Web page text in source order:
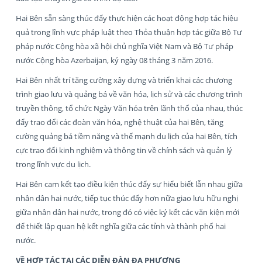
Hai Bên sẵn sàng thúc đẩy thực hiện các hoạt động hợp tác hiệu
quả trong lĩnh vực pháp luật theo Thỏa thuận hợp tác giữa Bộ Tư
pháp nước Cộng hòa xã hội chủ nghĩa Việt Nam và Bộ Tư pháp
nước Cộng hòa Azerbaijan, ký ngày 08 tháng 3 năm 2016.
Hai Bên nhất trí tăng cường xây dựng và triển khai các chương
trình giao lưu và quảng bá về văn hóa, lịch sử và các chương trình
truyền thông, tổ chức Ngày Văn hóa trên lãnh thổ của nhau, thúc
đẩy trao đổi các đoàn văn hóa, nghệ thuật của hai Bên, tăng
cường quảng bá tiềm năng và thế mạnh du lịch của hai Bên, tích
cực trao đổi kinh nghiệm và thông tin về chính sách và quản lý
trong lĩnh vực du lịch.
Hai Bên cam kết tạo điều kiện thúc đẩy sự hiểu biết lẫn nhau giữa
nhân dân hai nước, tiếp tục thúc đẩy hơn nữa giao lưu hữu nghị
giữa nhân dân hai nước, trong đó có việc ký kết các văn kiện mới
để thiết lập quan hệ kết nghĩa giữa các tỉnh và thành phố hai
nước.
VỀ HỢP TÁC TẠI CÁC DIỄN ĐÀN ĐA PHƯƠNG